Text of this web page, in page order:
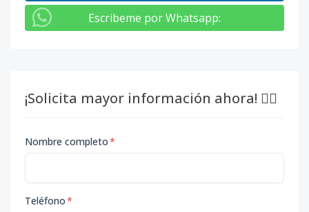
Escribeme por Whatsapp:
¡Solicita mayor información ahora! 👇🏽
Nombre completo*
Teléfono*